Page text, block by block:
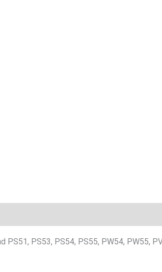
PS53, PS54, PS55, PW54, PW55,